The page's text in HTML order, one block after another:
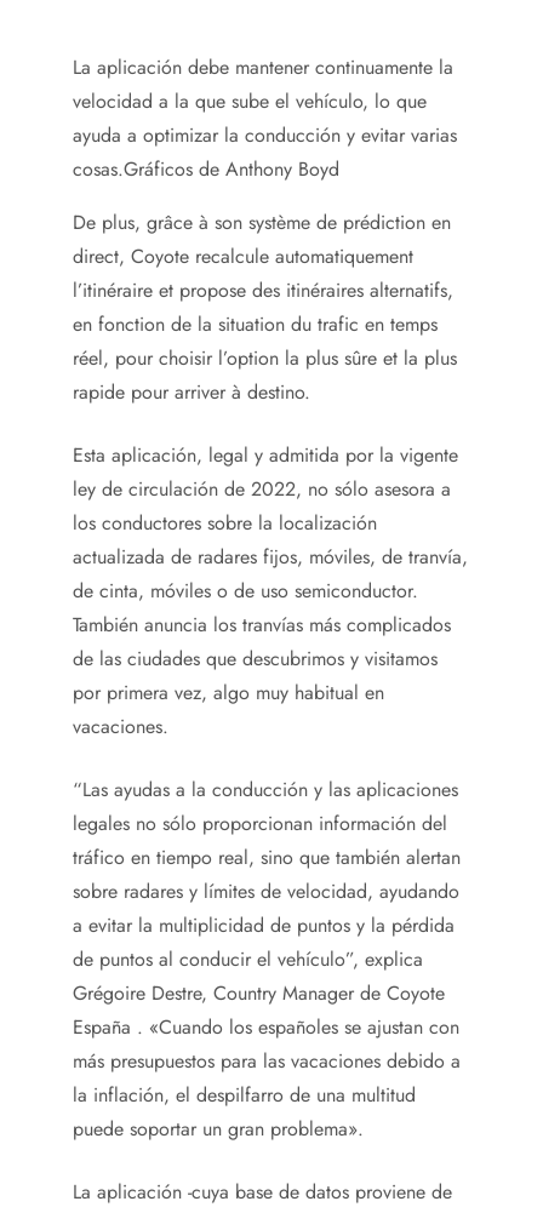
La aplicación debe mantener continuamente la
velocidad a la que sube el vehículo, lo que
ayuda a optimizar la conducción y evitar varias
cosas.Gráficos de Anthony Boyd
De plus, grâce à son système de prédiction en
direct, Coyote recalcule automatiquement
l’itinéraire et propose des itinéraires alternatifs,
en fonction de la situation du trafic en temps
réel, pour choisir l’option la plus sûre et la plus
rapide pour arriver à destino.
Esta aplicación, legal y admitida por la vigente
ley de circulación de 2022, no sólo asesora a
los conductores sobre la localización
actualizada de radares fijos, móviles, de tranvía,
de cinta, móviles o de uso semiconductor.
También anuncia los tranvías más complicados
de las ciudades que descubrimos y visitamos
por primera vez, algo muy habitual en
vacaciones.
“Las ayudas a la conducción y las aplicaciones
legales no sólo proporcionan información del
tráfico en tiempo real, sino que también alertan
sobre radares y límites de velocidad, ayudando
a evitar la multiplicidad de puntos y la pérdida
de puntos al conducir el vehículo”, explica
Grégoire Destre, Country Manager de Coyote
España . «Cuando los españoles se ajustan con
más presupuestos para las vacaciones debido a
la inflación, el despilfarro de una multitud
puede soportar un gran problema».
La aplicación -cuya base de datos proviene de